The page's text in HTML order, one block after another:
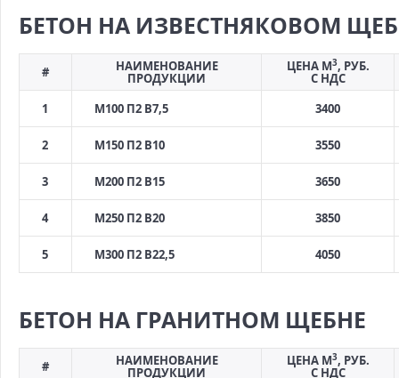
БЕТОН НА ИЗВЕСТНЯКОВОМ
# НАИМЕНОВАНИЕ
ПРОДУКЦИИ
ЦЕНА М3, РУБ.
С НДС
1
М100 П2 В7,5 3400
2 М150 П2 В10 3550
3 М200 П2 В15 3650
4 М250 П2 В20 3850
5 М300 П2 В22,5 4050
БЕТОН НА ГРАНИТНОМ ЩЕБНЕ
# НАИМЕНОВАНИЕ
ПРОДУКЦИИ
ЦЕНА М3, РУБ.
С НДС